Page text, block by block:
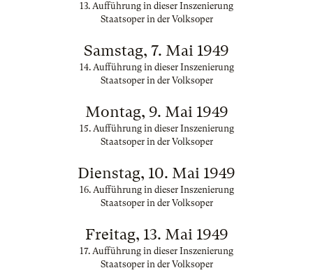
13. Aufführung in dieser Inszenierung
Staatsoper in der Volksoper
Samstag, 7. Mai 1949
14. Aufführung in dieser Inszenierung
Staatsoper in der Volksoper
Montag, 9. Mai 1949
15. Aufführung in dieser Inszenierung
Staatsoper in der Volksoper
Dienstag, 10. Mai 1949
16. Aufführung in dieser Inszenierung
Staatsoper in der Volksoper
Freitag, 13. Mai 1949
17. Aufführung in dieser Inszenierung
Staatsoper in der Volksoper